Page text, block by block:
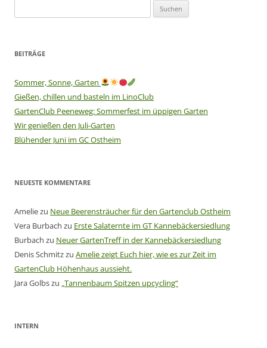
nach:
BEITRÄGE
Sommer, Sonne, Garten
Gießen, chillen und basteln im LinoClub
GartenClub Peeneweg: Sommerfest im üppigen Garten
Wir genießen den Juli-Garten
Blühender Juni im GC Ostheim
NEUESTE KOMMENTARE
Ameliezu Neue Beerensträucher für den Gartenclub Ostheim
Vera Burbach zu Erste Salaternte im GT Kannebäckersiedlung
Burbach zu Neuer GartenTreff in der Kannebäckersiedlung
Denis Schmitzzu Amelie zeigt Euch hier, wie es zur Zeit im
GartenClub Höhenhaus aussieht.
Jara Golbszu „Tannenbaum Spitzen upcycling“
INTERN